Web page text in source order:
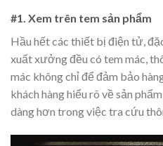
#1. Xem trên tem sản phẩm
Hầu hết các thiết bị điện tử,
xuất xưởng đều có tem mác,
mác không chỉ để đảm bảo
khách hàng hiểu rõ về sản
dàng hơn trong việc tra cứu